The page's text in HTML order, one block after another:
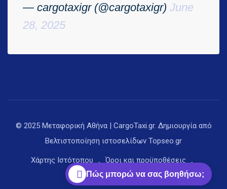
— cargotaxigr (@cargotaxigr) June
28, 2025
© 2025 Μεταφορική Αθήνα | CargoTaxi.gr. Δημιουργία από
Βελτιστοποίηση ιστοσελίδων Topseo.gr
Χάρτης Ιστότοπου
Όροι και προϋποθέσεις
Πολιτική απορρήτου
Πώς μπορώ να σας βοηθήσω;